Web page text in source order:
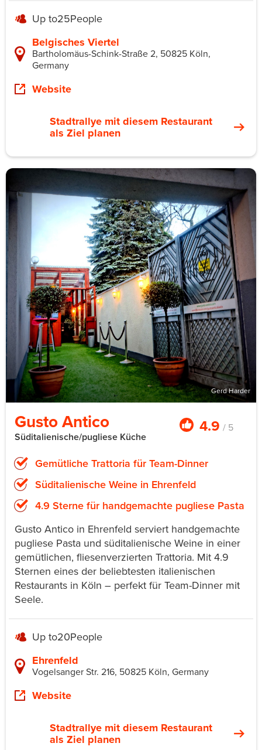
Up to25People
Belgisches Viertel
Bartholomäus-Schink-Straße 2, 50825 Köln,
Germany
Website
Stadtrallye mit diesem Restaurant
als Ziel planen
Gerd Harder
Gusto Antico
Süditalienische/pugliese Küche
4.9 / 5
Gemütliche Trattoria für Team-Dinner
Süditalienische Weine in Ehrenfeld
4.9 Sterne für handgemachte pugliese Pasta
Gusto Antico in Ehrenfeld serviert handgemachte
pugliese Pasta und süditalienische Weine in einer
gemütlichen, fliesenverzierten Trattoria. Mit 4.9
Sternen eines der beliebtesten italienischen
Restaurants in Köln – perfekt für Team-Dinner mit
Seele.
Up to20People
Ehrenfeld
Vogelsanger Str. 216, 50825 Köln, Germany
Website
Stadtrallye mit diesem Restaurant
als Ziel planen